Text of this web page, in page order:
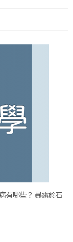
有哪些？ 暴露於石